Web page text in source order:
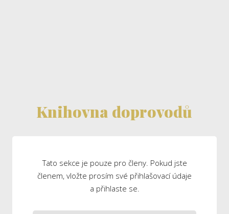
Knihovna doprovodů
Tato sekce je pouze pro členy. Pokud jste
členem, vložte prosím své přihlašovací údaje
a přihlaste se.